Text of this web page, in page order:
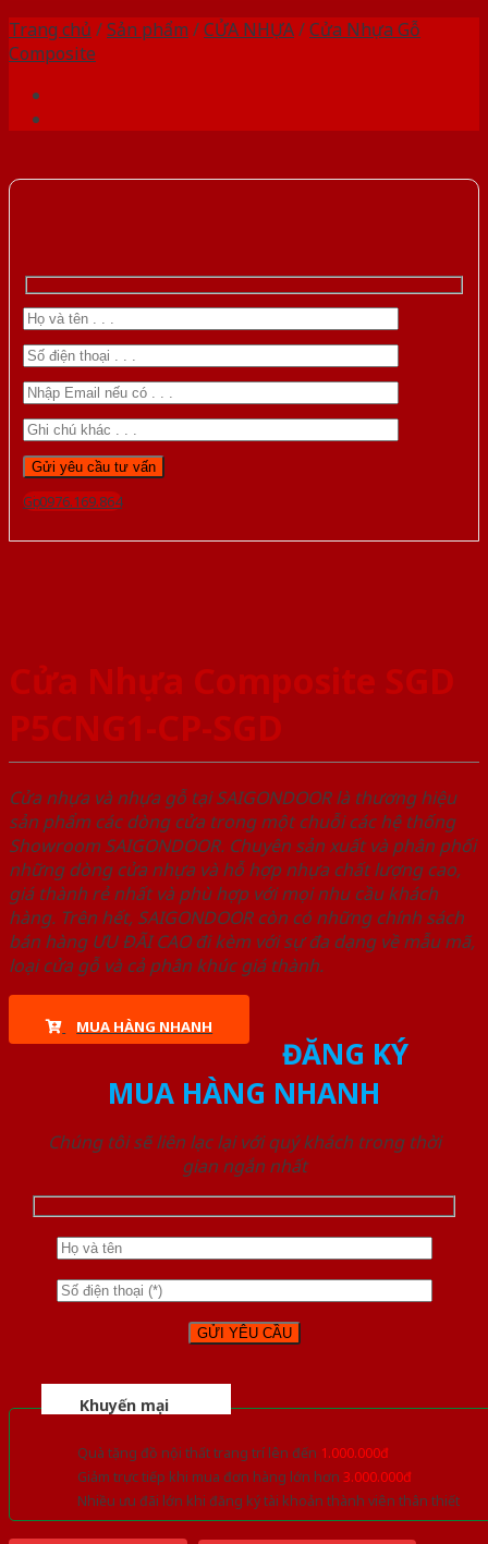
Trang chủ /Sản phẩm /CỬA NHỰA/Cửa Nhựa Gỗ
Composite
Gọi 0976.169.864
Cửa Nhựa Composite SGD
P5CNG1-CP-SGD
Cửa nhựa và nhựa gỗ tại SAIGONDOOR là thương hiệu
sản phẩm các dòng cửa trong một chuỗi các hệ thống
Showroom SAIGONDOOR. Chuyên sản xuất và phân phối
những dòng cửa nhựa và hỗ hợp nhựa chất lượng cao,
giá thành rẻ nhất và phù hợp với mọi nhu cầu khách
hàng. Trên hết, SAIGONDOOR còn có những chính sách
bán hàng ƯU ĐÃI CAO đi kèm với sự đa dạng về mẫu mã,
loại cửa gỗ và cả phân khúc giá thành.
MUA HÀNG NHANH
ĐĂNG KÝ
MUA HÀNG NHANH
Chúng tôi sẽ liên lạc lại với quý khách trong thời
gian ngắn nhất
Khuyến mại
Quà tặng đồ nội thất trang trí lên đến 1.000.000đ
Giảm trực tiếp khi mua đơn hàng lớn hơn 3.000.000đ
Nhiều ưu đãi lớn khi đăng ký tài khoản thành viên thân thiết